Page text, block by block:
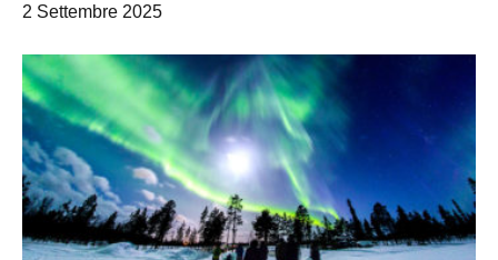
2 Settembre 2025